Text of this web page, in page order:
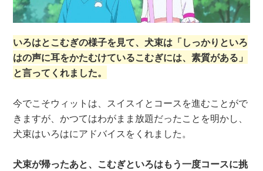
いろはとこむぎの様子を見て、犬束は「しっかりといろ
はの声に耳をかたむけているこむぎには、素質がある」
と言ってくれました。
今でこそウィットは、スイスイとコースを進むことがで
きますが、かつてはわがまま放題だったことを明かし、
犬束はいろはにアドバイスをくれました。
犬束が帰ったあと、こむぎといろはもう一度コースに挑